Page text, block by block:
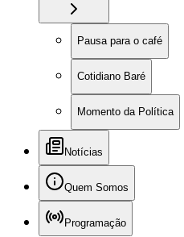
Pausa para o café
Cotidiano Baré
Momento da Política
Notícias
Quem Somos
Programação